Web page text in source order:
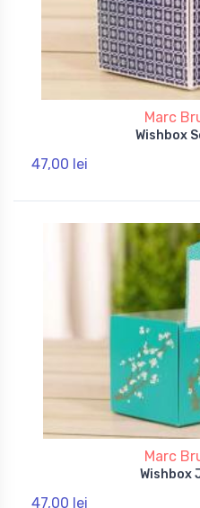
Marc
Wishbox
47,00 lei
Marc
Wishbox
47,00 lei